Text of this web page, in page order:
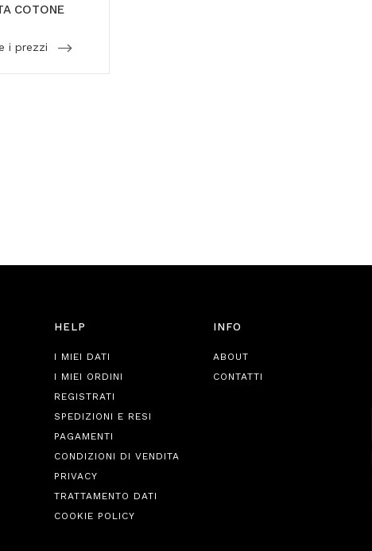
COTONE
i prezzi
HELP
I MIEI DATI
I MIEI ORDINI
REGISTRATI
SPEDIZIONI E RESI
PAGAMENTI
CONDIZIONI DI VENDITA
PRIVACY
TRATTAMENTO DATI
COOKIE POLICY
INFO
ABOUT
CONTATTI